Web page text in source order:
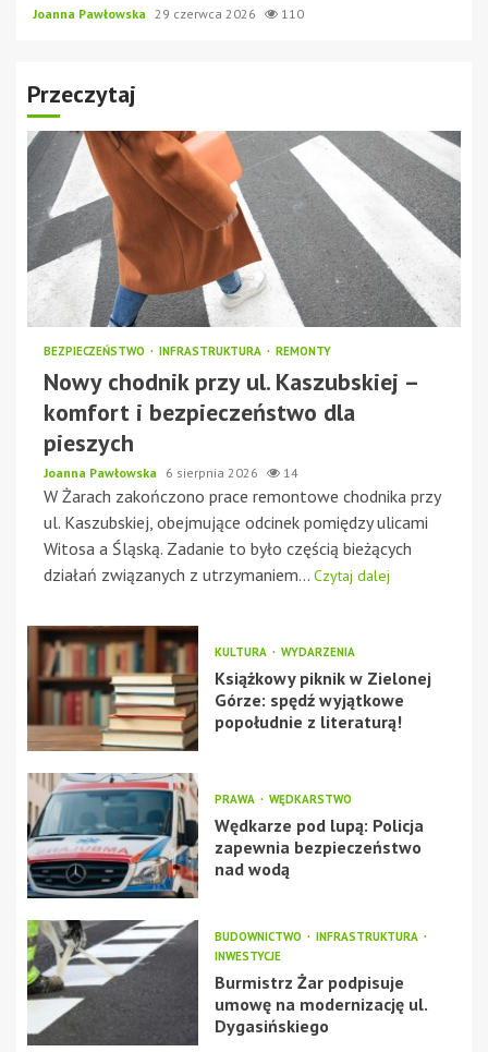
Joanna Pawłowska 29 czerwca 2026 110
Przeczytaj
BEZPIECZEŃSTWO INFRASTRUKTURA REMONTY
Nowy chodnik przy ul. Kaszubskiej –
komfort i bezpieczeństwo dla
pieszych
Joanna Pawłowska 6 sierpnia 2026 14
W Żarach zakończono prace remontowe chodnika przy
ul. Kaszubskiej, obejmujące odcinek pomiędzy ulicami
Witosa a Śląską. Zadanie to było częścią bieżących
działań związanych z utrzymaniem... Czytaj dalej
KULTURA WYDARZENIA
Książkowy piknik w Zielonej
Górze: spędź wyjątkowe
popołudnie z literaturą!
PRAWA WĘDKARSTWO
Wędkarze pod lupą: Policja
zapewnia bezpieczeństwo
nad wodą
BUDOWNICTWO
INFRASTRUKTURA
INWESTYCJE
Burmistrz Żar podpisuje
umowę na modernizację ul.
Dygasińskiego